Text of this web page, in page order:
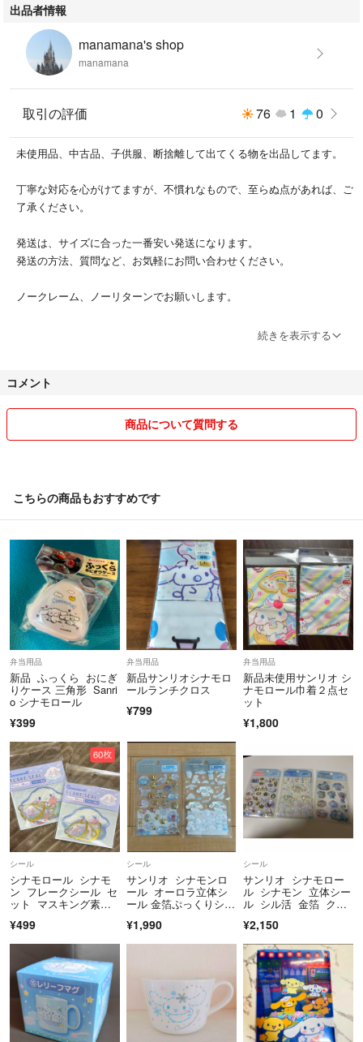
出品者情報
manamana's shop
manamana
取引の評価 76 1 0
未使用品、中古品、子供服、断捨離して出てくる物を出品してます。
丁寧な対応を心がけてますが、不慣れなもので、至らぬ点があれば、ご
了承ください。
発送は、サイズに合った一番安い発送になります。
発送の方法、質問など、お気軽にお問い合わせください。
ノークレーム、ノーリターンでお願いします。
続きを表示する
コメント
商品について質問する
こちらの商品もおすすめです
弁当用品
新品 ふっくら おにぎ
りケース 三角形 Sanri
o シナモロール
¥399
弁当用品
新品サンリオシナモロ
ールランチクロス
¥799
弁当用品
新品未使用サンリオ シ
ナモロール巾着２点セ
ット
¥1,800
シール
シナモロール シナモ
ン フレークシール セ
ット マスキング素
¥499
シール
サンリオ シナモンロ
ール オーロラ立体シ
ール 金箔ぷっくりシー
¥1,990
シール
サンリオ シナモロー
ル シナモン 立体シー
ル シル活 金箔 クリ
ラキラ ぷっくり おは
¥2,150